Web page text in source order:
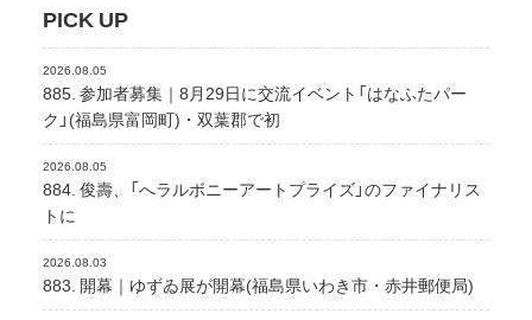
PICK UP
2026.08.05
885. 参加者募集｜8月29日に交流イベント「はなふたパー
ク」(福島県富岡町)・双葉郡で初
2026.08.05
884. 俊壽、「へラルボニーアートプライズ」のファイナリス
トに
2026.08.03
883. 開幕｜ゆずゐ展が開幕(福島県いわき市・赤井郵便局)